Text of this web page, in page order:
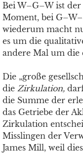
Bei W–G–W ist
Moment, bei
wiederum macht
es um die
andere Mal um die
Die „große
die Zirkulation,
die Summe der
das Getriebe der
Zirkulation
Misslingen der
James Mill, weil